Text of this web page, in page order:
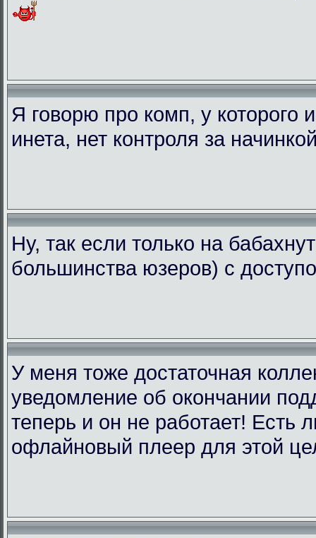
Я говорю про комп, у которого
инета, нет контроля за
Ну, так если только на
большинства юзеров) с
У меня тоже достаточная
уведомление об окончании
теперь и он не работает! Есть
офлайновый плеер для этой